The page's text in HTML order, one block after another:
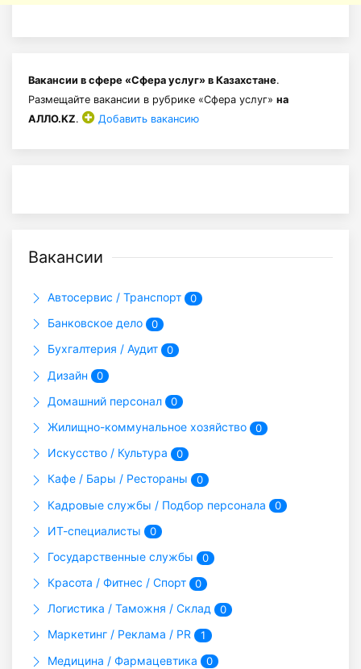
Вакансии в сфере «Сфера услуг» в Казахстане.
Размещайте вакансии в рубрике «Сфера услуг» на
АЛЛО.KZ. Добавить вакансию
Вакансии
Автосервис / Транспорт 0
Банковское дело 0
Бухгалтерия / Аудит 0
Дизайн 0
Домашний персонал 0
Жилищно-коммунальное хозяйство 0
Искусство / Культура 0
Кафе / Бары / Рестораны 0
Кадровые службы / Подбор персонала 0
ИТ-специалисты 0
Государственные службы 0
Красота / Фитнес / Спорт 0
Логистика / Таможня / Склад 0
Маркетинг / Реклама / PR 1
Медицина / Фармацевтика 0